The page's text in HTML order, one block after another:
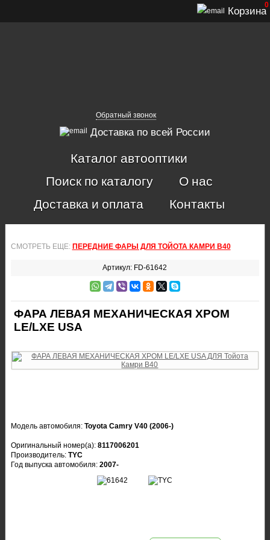
Обратный звонок
Доставка по всей России
Корзина
0
Каталог автооптики
Поиск по каталогу
О нас
Доставка и оплата
Контакты
СМОТРЕТЬ ЕЩЕ: ПЕРЕДНИЕ ФАРЫ ДЛЯ ТОЙОТА КАМРИ В40
Артикул: FD-61642
ФАРА ЛЕВАЯ МЕХАНИЧЕСКАЯ ХРОМ
LE/LXE USA
Модель автомобиля: Toyota Camry V40 (2006-)
Оригинальный номер(а): 8117006201
Производитель: TYC
Год выпуска автомобиля: 2007-